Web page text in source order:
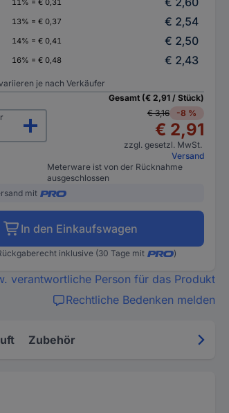
11% = € 0,31
13% = € 0,37
€ 2,54
14% = € 0,41
€ 2,50
16% = € 0,48 € 2,43
je nach Verkäufer
Gesamt (€ 2,91 / Stück)
€ 3,16
-8 %
€ 2,91
zzgl. gesetzl. MwSt.
Versand
Meterware ist von der Rücknahme
ausgeschlossen
mit
In den Einkaufswagen
inklusive (30 Tage mit )
verantwortliche Person für das Produkt
Rechtliche Bedenken melden
Zubehör